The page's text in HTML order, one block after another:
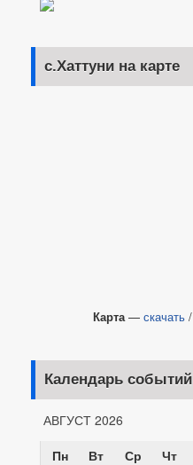
с.Хаттуни на карте
Карта— скачать /
Календарь событий
АВГУСТ 2026
Пн
Вт Ср Чт